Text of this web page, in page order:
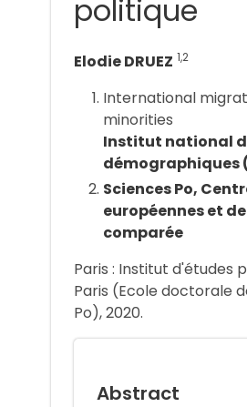
politique
Elodie DRUEZ 1,2
International
minorities
Institut national
démographiques
Sciences Po,
européennes et
comparée
Paris : Institut d'études
Paris (Ecole doctorale
Po), 2020.
Abstract